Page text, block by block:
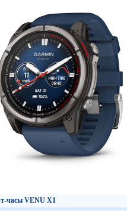
часы VENU X1